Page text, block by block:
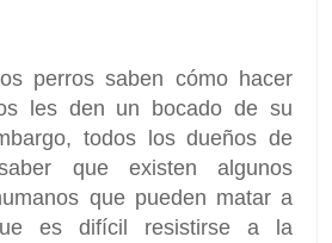
perros saben cómo hacer
les den un bocado de su
todos los dueños de
que existen algunos
que pueden matar a
es difícil resistirse a la